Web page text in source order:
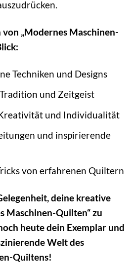
„Modernes Maschinen-
Techniken und Designs
und Zeitgeist
und Individualität
und inspirierende
von erfahrenen Quiltern
deine kreative
Maschinen-Quilten“ zu
heute dein Exemplar und
Welt des
Quiltens!